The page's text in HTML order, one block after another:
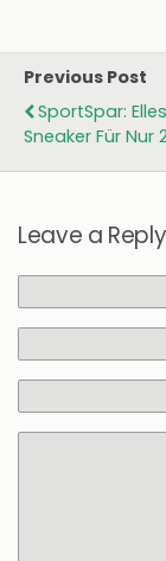
Previous Post
SportSpar:
Sneaker Für Nur
Leave a Reply